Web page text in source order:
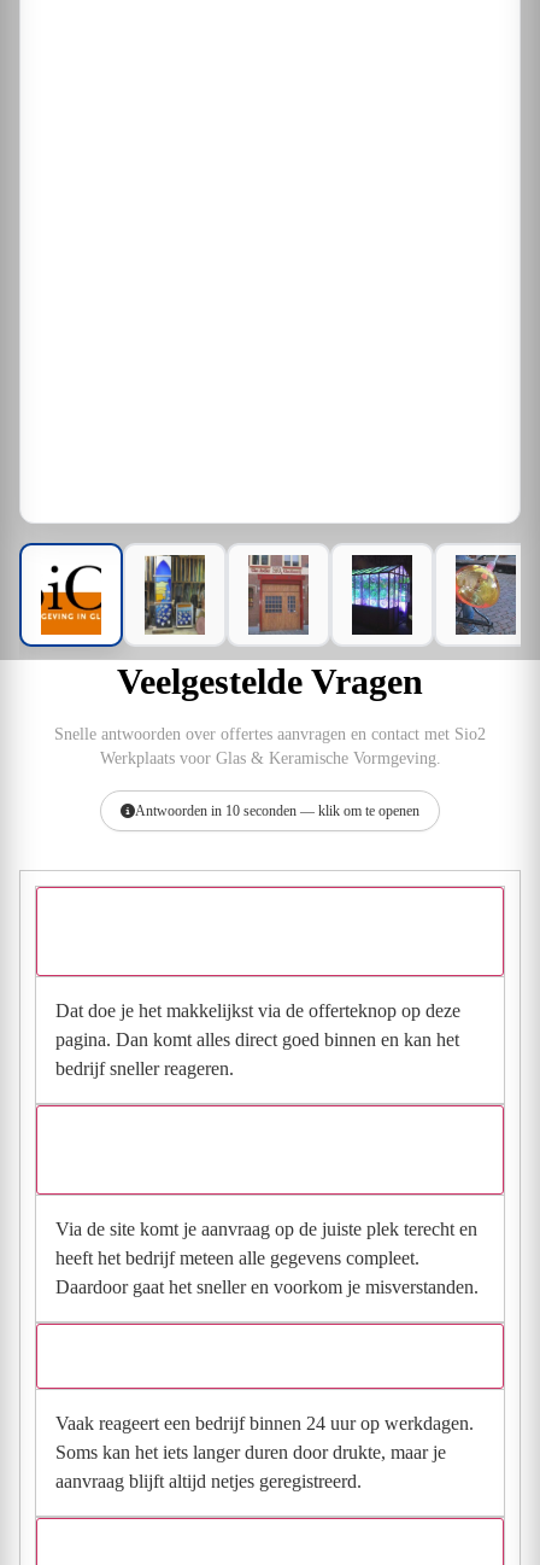
Veelgestelde Vragen
Snelle antwoorden over offertes aanvragen en contact met Sio2
Werkplaats voor Glas & Keramische Vormgeving.
Antwoorden in 10 seconden — klik om te openen
Dat doe je het makkelijkst via de offerteknop op deze
pagina. Dan komt alles direct goed binnen en kan het
bedrijf sneller reageren.
Via de site komt je aanvraag op de juiste plek terecht en
heeft het bedrijf meteen alle gegevens compleet.
Daardoor gaat het sneller en voorkom je misverstanden.
Vaak reageert een bedrijf binnen 24 uur op werkdagen.
Soms kan het iets langer duren door drukte, maar je
aanvraag blijft altijd netjes geregistreerd.